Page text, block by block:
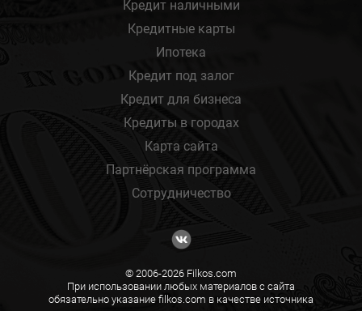
Кредит наличными
Кредитные карты
Ипотека
Кредит под залог
Кредит для бизнеса
Кредиты в городах
Карта сайта
Партнёрская программа
Сотрудничество
© 2006-2026 Filkos.com
При использовании любых материалов с сайта
обязательно указание filkos.com в качестве источника